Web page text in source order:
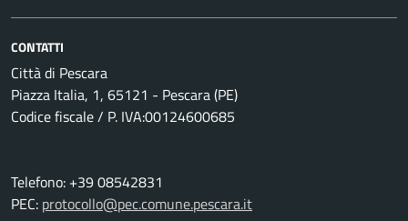
CONTATTI
Città di Pescara
Piazza Italia, 1, 65121 - Pescara (PE)
Codice fiscale / P. IVA:00124600685
Telefono: +39 08542831
PEC: protocollo@pec.comune.pescara.it